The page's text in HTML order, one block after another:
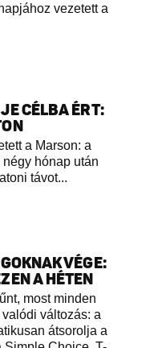
vezetett a
CÉLBA ÉRT:
a Marson: a
hónap után
távot...
VÉGE:
A HÉTEN
most minden
változás: a
átsorolja a